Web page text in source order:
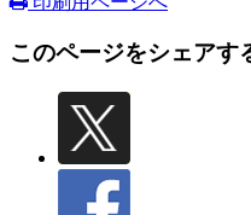
このページをシェアす